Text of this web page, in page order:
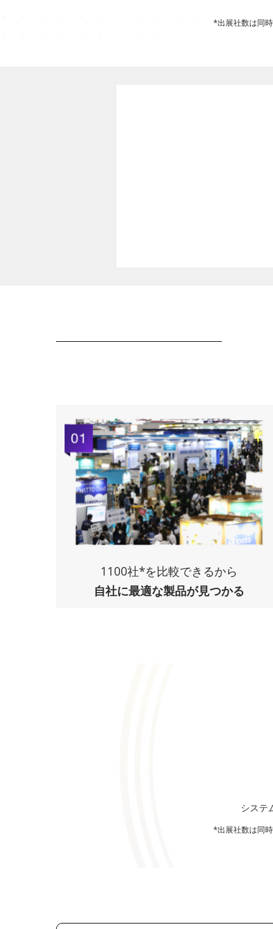
*出展社数は同
1100社*を比較できるから
自社に最適な製品が見つかる
システ
*出展社数は同